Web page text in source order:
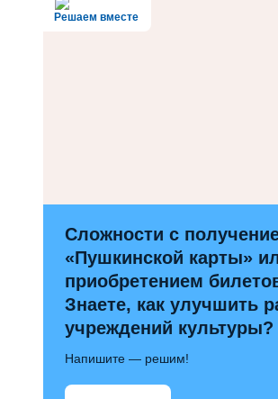
Решаем вместе
Сложности с
«Пушкинской карты»
приобретением
Знаете, как улучшить
учреждений культуры?
Напишите — решим!